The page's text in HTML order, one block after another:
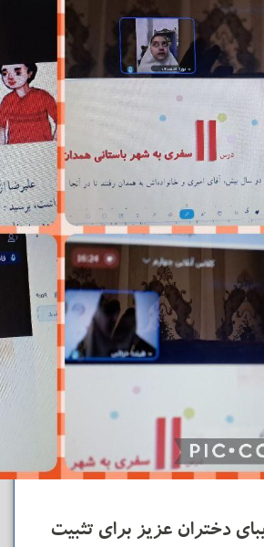
دختران عزیز برای تثبیت